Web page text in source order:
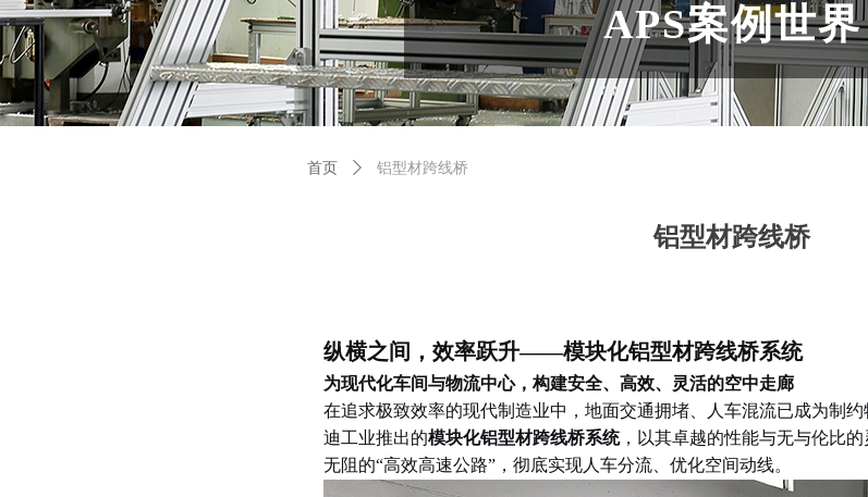
铝型材跨线桥
纵横之间，效率跃升——模块化铝型材跨线桥系统
为现代化车间与物流中心，构建安全、高效、灵活的空中走廊
在追求极致效率的现代制造业中，地面交通拥堵、人车混流已成为制
迪工业推出的模块化铝型材跨线桥系统，以其卓越的性能与无与伦比
无阻的“高效高速公路” ，彻底实现人车分流、优化空间动线。
首页 ꄲ 铝型材跨线桥
APS案例世界